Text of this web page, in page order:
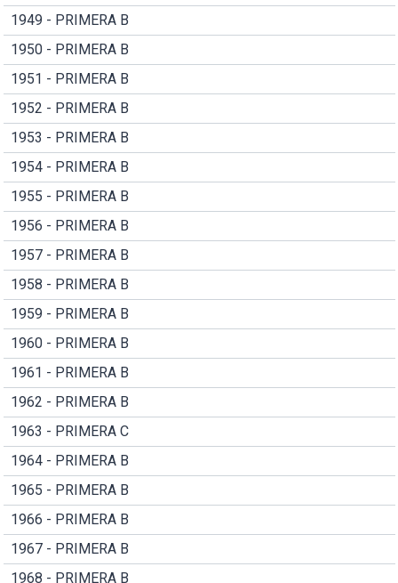
1949 - PRIMERA B
1950 - PRIMERA B
1951 - PRIMERA B
1952 - PRIMERA B
1953 - PRIMERA B
1954 - PRIMERA B
1955 - PRIMERA B
1956 - PRIMERA B
1957 - PRIMERA B
1958 - PRIMERA B
1959 - PRIMERA B
1960 - PRIMERA B
1961 - PRIMERA B
1962 - PRIMERA B
1963 - PRIMERA C
1964 - PRIMERA B
1965 - PRIMERA B
1966 - PRIMERA B
1967 - PRIMERA B
1968 - PRIMERA B